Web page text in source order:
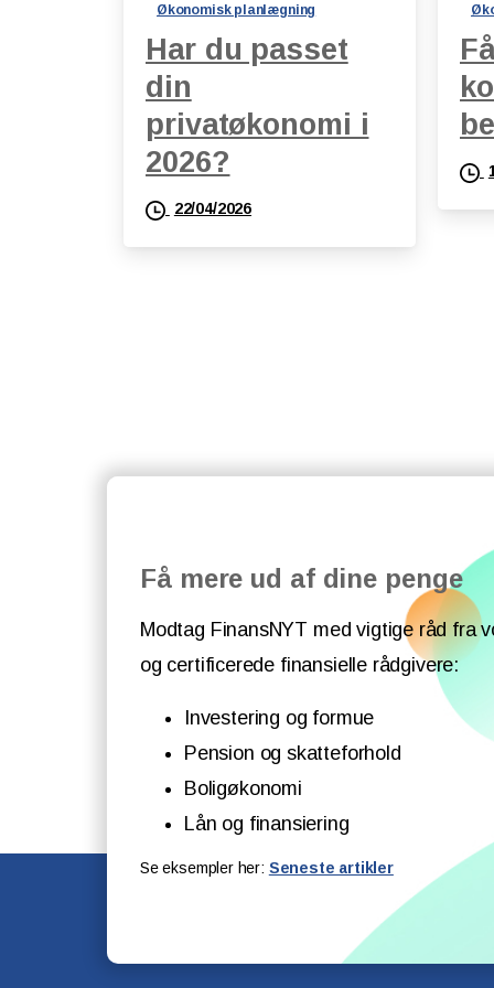
Økonomisk planlægning
Har du passet
din
privatøkonomi i
2026?
22/04/2026
Få mere ud af dine penge
Modtag FinansNYT med vigtige råd fra
og certificerede finansielle rådgivere:
Investering og formue
Pension og skatteforhold
Boligøkonomi
Lån og finansiering
Se eksempler her: Seneste artikler